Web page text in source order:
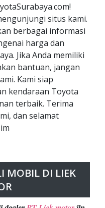
situs kami.
berbagai informasi
harga dan
Jika Anda memiliki
bantuan, jangan
Kami siap
kendaraan Toyota
terbaik. Terima
dan selamat
MOBIL DI LIEK